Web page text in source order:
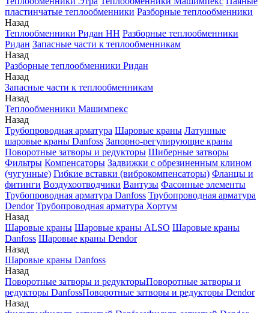
пластинчатые теплообменники Разборные теплообменники
Назад
Теплообменники Ридан НН Разборные теплообменники
Ридан Запасные части к теплообменникам
Назад
Разборные теплообменники Ридан
Назад
Запасные части к теплообменникам
Назад
Теплообменники Машимпекс
Назад
Трубопроводная арматура Шаровые краны Латунные
шаровые краны Danfoss Запорно-регулирующие краны
Поворотные затворы и редукторы Шиберные затворы
Фильтры Компенсаторы Задвижки с обрезиненным клином
(чугунные) Гибкие вставки (виброкомпенсаторы) Фланцы и
фитинги Воздухоотводчики Вантузы Фасонные элементы
Трубопроводная арматура Danfoss Трубопроводная арматура
Dendor Трубопроводная арматура Хортум
Назад
Шаровые краны Шаровые краны ALSO Шаровые краны
Danfoss Шаровые краны Dendor
Назад
Шаровые краны Danfoss
Назад
Поворотные затворы и редукторыПоворотные затворы и
редукторы DanfossПоворотные затворы и редукторы Dendor
Назад